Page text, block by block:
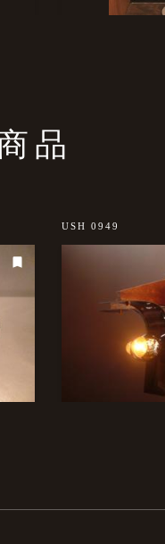
品
USH 0949